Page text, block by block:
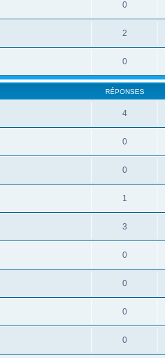
0
2
0
RÉPONSES
4
0
0
1
3
0
0
0
0